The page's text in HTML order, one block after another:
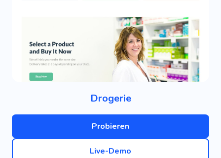
Drogerie
Probieren
Live-Demo